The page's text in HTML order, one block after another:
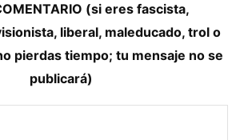
(si eres fascista,
liberal, maleducado, trol o
pierdas tiempo; tu mensaje no se
publicará)